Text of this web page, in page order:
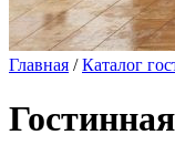
Главная /Каталог